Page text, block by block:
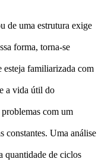
de uma estrutura exige
forma, torna-se
esteja familiarizada com
a vida útil do
com um
constantes. Uma análise
quantidade de ciclos